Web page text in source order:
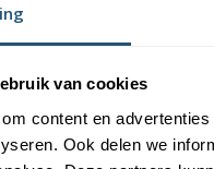
van cookies
content en
Ook delen we
waardoor ze
Ze zijn voorzien van